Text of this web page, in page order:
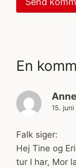
En
Anne
15. juni
Falk siger:
Hej Tine og
tur I har, Mor